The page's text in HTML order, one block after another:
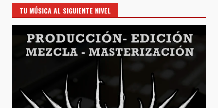
TU MÚSICA AL SIGUIENTE NIVEL